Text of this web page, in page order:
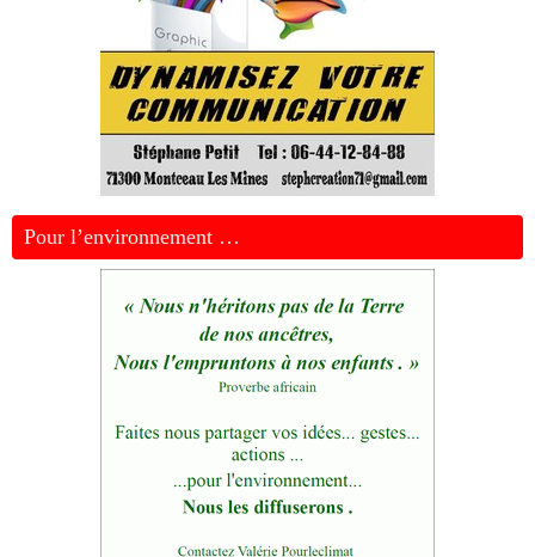
Pour l’environnement …